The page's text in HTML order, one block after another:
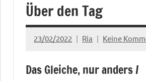
Über den Tag
23/02/2022 Ria Keine
Das Gleiche, nur anders /